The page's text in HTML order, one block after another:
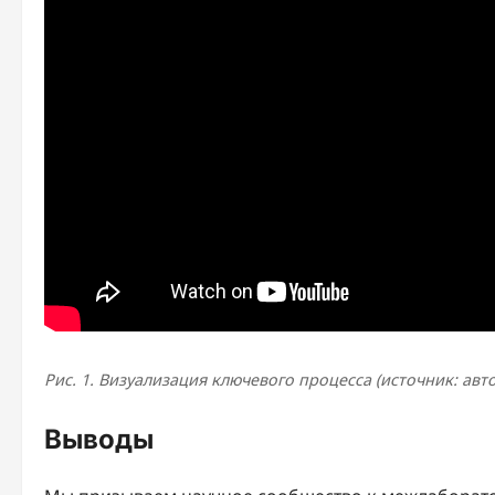
Рис. 1. Визуализация ключевого процесса (источник:
Выводы